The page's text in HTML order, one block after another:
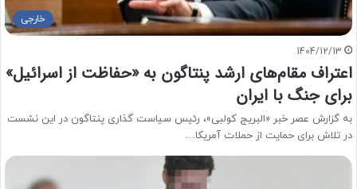
خارجی
1404/12/13
اعتراف مقام‌های ارشد پنتاگون به «حفاظت از اسرائیل»
برای جنگ با ایران
به گزارش عصر خبر «البریج کولبی»، رئیس سیاست گذاری پنتاگون در این نشست
در تلاش برای حمایت از حملات آمریکا…